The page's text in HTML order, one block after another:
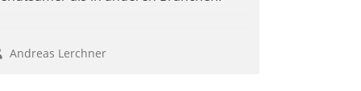
Andreas Lerchner